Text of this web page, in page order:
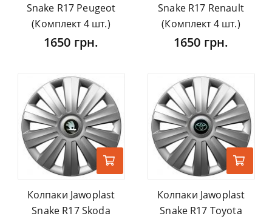
Snake R17 Peugeot
(Комплект 4 шт.)
1650 грн.
Snake R17 Renault
(Комплект 4 шт.)
1650 грн.
Колпаки Jawoplast
Snake R17 Skoda
Колпаки Jawoplast
Snake R17 Toyota